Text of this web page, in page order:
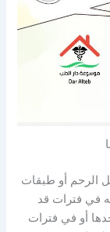
الرحم أو طبقات
في فترات قد
أو في فترات